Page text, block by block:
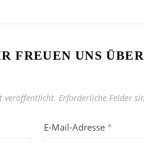
FREUEN UNS
veröffentlicht. Erforderliche Felder
E-Mail-Adresse *